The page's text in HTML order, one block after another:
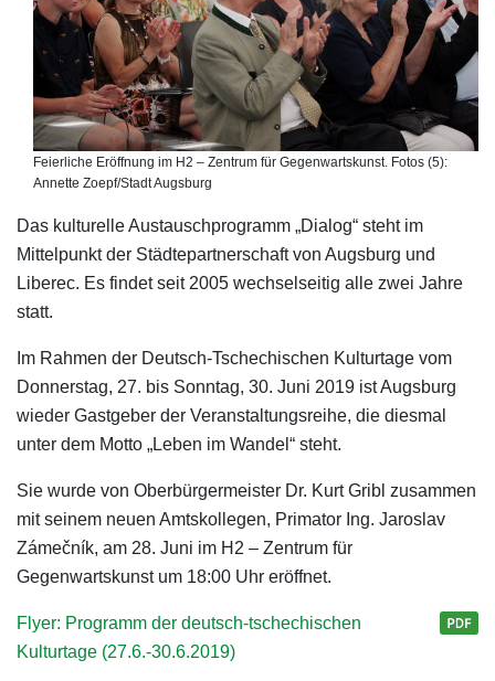
Feierliche Eröffnung im H2 – Zentrum für Gegenwartskunst. Fotos (5):
Annette Zoepf/Stadt Augsburg
Das kulturelle Austauschprogramm „Dialog“ steht im
Mittelpunkt der Städtepartnerschaft von Augsburg und
Liberec. Es findet seit 2005 wechselseitig alle zwei Jahre
statt.
Im Rahmen der Deutsch-Tschechischen Kulturtage vom
Donnerstag, 27. bis Sonntag, 30. Juni 2019 ist Augsburg
wieder Gastgeber der Veranstaltungsreihe, die diesmal
unter dem Motto „Leben im Wandel“ steht.
Sie wurde von Oberbürgermeister Dr. Kurt Gribl zusammen
mit seinem neuen Amtskollegen, Primator Ing. Jaroslav
Zámečník, am 28. Juni im H2 – Zentrum für
Gegenwartskunst um 18:00 Uhr eröffnet.
Flyer: Programm der deutsch-tschechischen
Kulturtage (27.6.-30.6.2019)